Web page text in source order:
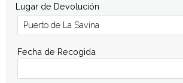
Lugar de Devolución
Fecha de Recogida